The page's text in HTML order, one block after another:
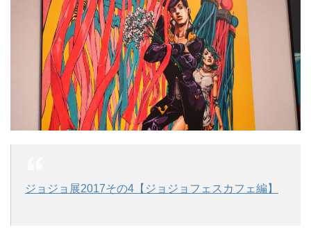
ジョジョ展2017その4【ジョジョフェスカフェ編】